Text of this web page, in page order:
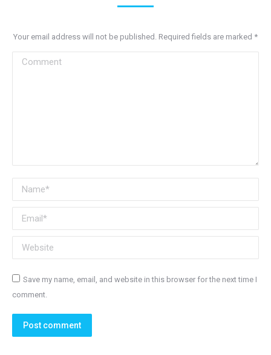
Your email address will not be published. Required fields are marked *
Comment
Name *
Email *
Website
Save my name, email, and website in this browser for the next time I
comment.
Post comment